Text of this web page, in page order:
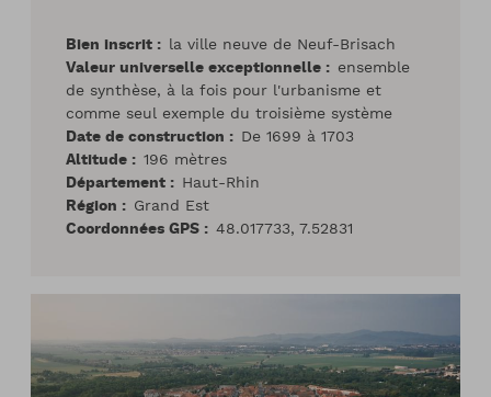
Bien inscrit
la ville neuve de Neuf-Brisach
Valeur universelle exceptionnelle
ensemble
de synthèse, à la fois pour l'urbanisme et
comme seul exemple du troisième système
Date de construction
De 1699 à 1703
Altitude
196 mètres
Département
Haut-Rhin
Région
Grand Est
Coordonnées GPS
48.017733, 7.52831